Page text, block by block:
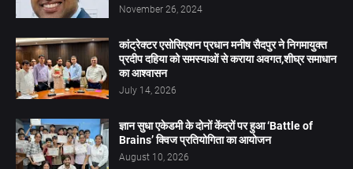
November 26, 2024
कांट्रेक्टर एसोसिएशन प्रधान मनीष सैदपुर ने निगमायुक्त
प्रदीप दहिया को समस्याओं से कराया अवगत,शीघ्र समाधान
का आश्वासन
July 14, 2026
ज्ञान सुधा एकेडमी के दोनों केंद्रों पर हुआ ‘Battle of
Brains’ क्विज प्रतियोगिता का आयोजन
August 10, 2026